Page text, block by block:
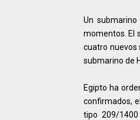
Un
momentos. El
cuatro nuevos
submarino de
Egipto ha
confirmados,
tipo 209/